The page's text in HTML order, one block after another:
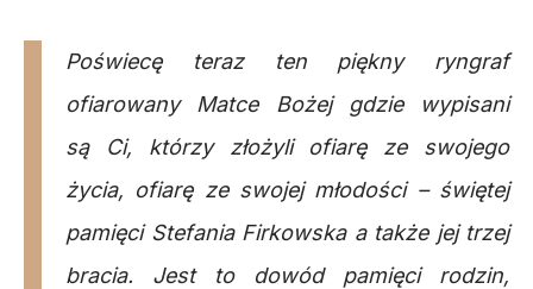
Poświecę teraz ten piękny ryngraf
ofiarowany Matce Bożej gdzie wypisani
są Ci, którzy złożyli ofiarę ze swojego
życia, ofiarę ze swojej młodości – świętej
pamięci Stefania Firkowska a także jej trzej
bracia. Jest to dowód pamięci rodzin,